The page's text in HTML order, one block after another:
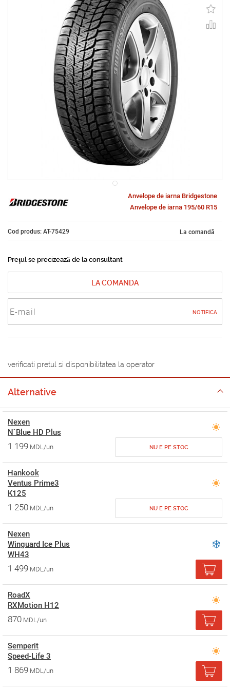
Anvelope de iarna Bridgestone
Anvelope de iarna 195/60 R15
Cod produs: AT-75429 La comandă
Prețul se precizează de la consultant
LA COMANDA
NOTIFICA
verificati pretul si disponibilitatea la operator
Alternative
Nexen
N`Blue HD Plus
1 199 MDL/un NU E PE STOC
Hankook
Ventus Prime3
K125
1 250 MDL/un NU E PE STOC
Nexen
Winguard Ice Plus
WH43
1 499 MDL/un
RoadX
RXMotion H12
870 MDL/un
Semperit
Speed-Life 3
1 869 MDL/un